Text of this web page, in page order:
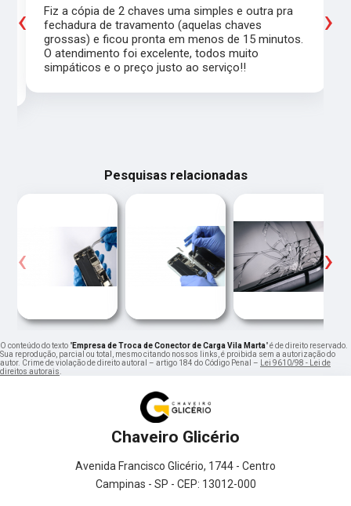
Fiz a cópia de 2 chaves uma simples e outra pra
fechadura de travamento (aquelas chaves
grossas) e ficou pronta em menos de 15 minutos.
O atendimento foi excelente, todos muito
simpáticos e o preço justo ao serviço!!
‹ ›
Pesquisas relacionadas
‹ ›
O conteúdo do texto "Empresa de Troca de Conector de Carga Vila Marta" é de direito reservado.
Sua reprodução, parcial ou total, mesmo citando nossos links, é proibida sem a autorização do
autor. Crime de violação de direito autoral – artigo 184 do Código Penal –
Lei 9610/98 - Lei de
direitos autorais
Chaveiro Glicério
Avenida Francisco Glicério, 1744 - Centro
Campinas - SP - CEP: 13012-000